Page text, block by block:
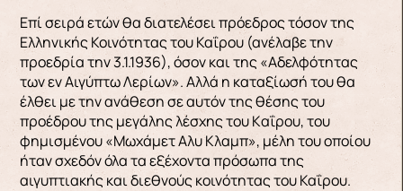
Επί σειρά ετών θα διατελέσει πρόεδρος τόσον της
Ελληνικής Κοινότητας του Καΐρου (ανέλαβε την
προεδρία την 3.1.1936), όσον και της «Αδελφότητας
των εν Αιγύπτω Λερίων». Αλλά η καταξίωσή του θα
έλθει με την ανάθεση σε αυτόν της θέσης του
προέδρου της μεγάλης λέσχης του Kαΐρου, του
φημισμένου «Μωχάμετ Aλυ Κλαμπ», μέλη του οποίου
ήταν σχεδόν όλα τα εξέχοντα πρόσωπα της
αιγυπτιακής και διεθνούς κοινότητας του Καΐρου.